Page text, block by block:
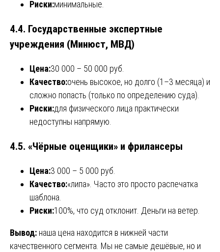
Риски:минимальные.
4.4. Государственные экспертные
учреждения (Минюст, МВД)
Цена:30 000 – 50 000 руб.
Качество:очень высокое, но долго (1–3 месяца) и
сложно попасть (только по определению суда).
Риски:для физического лица практически
недоступны напрямую.
4.5. «Чёрные оценщики» и фрилансеры
Цена:3 000 – 5 000 руб.
Качество:«липа». Часто это просто распечатка
шаблона.
Риски:100%, что суд отклонит. Деньги на ветер.
Вывод: наша цена находится в нижней части
качественного сегмента. Мы не самые дешёвые, но и